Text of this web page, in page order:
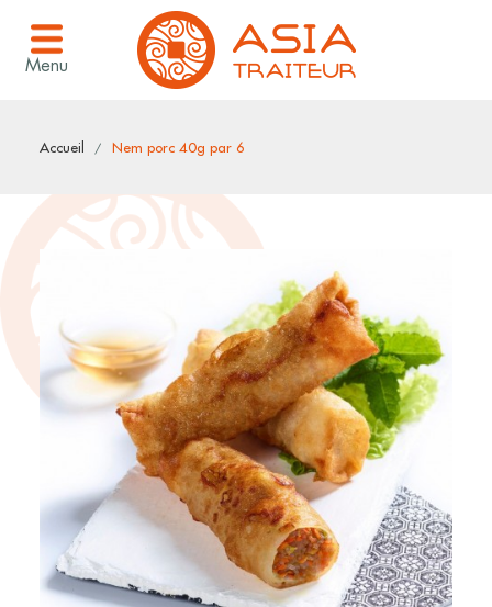
Menu
Accueil Nem porc 40g par 6